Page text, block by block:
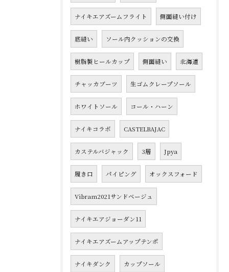
ナイキエアズームフライト 側面縫い付け
底縫い ソール内クッションの交換
樹脂製ヒールカップ 側面縫い 北海道
チャッカブーツ 生ゴムクレープソール
ホワイトソール コール・ハーン
ナイキコラボ CASTELBAJAC
カステルバジャック 3層 Jpya
履き口 パイピング オックスフォード
Vibram2021サンドベージュ
ナイキエアジョーダン11
ナイキエアズームアップテンポ
ナイキダンク カップソール